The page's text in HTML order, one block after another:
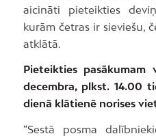
aicināti pieteikties
kurām četras ir sieviešu,
atklātā.
Pieteikties
decembra, plkst. 14.00
dienā klātienē norises
“Sestā posma